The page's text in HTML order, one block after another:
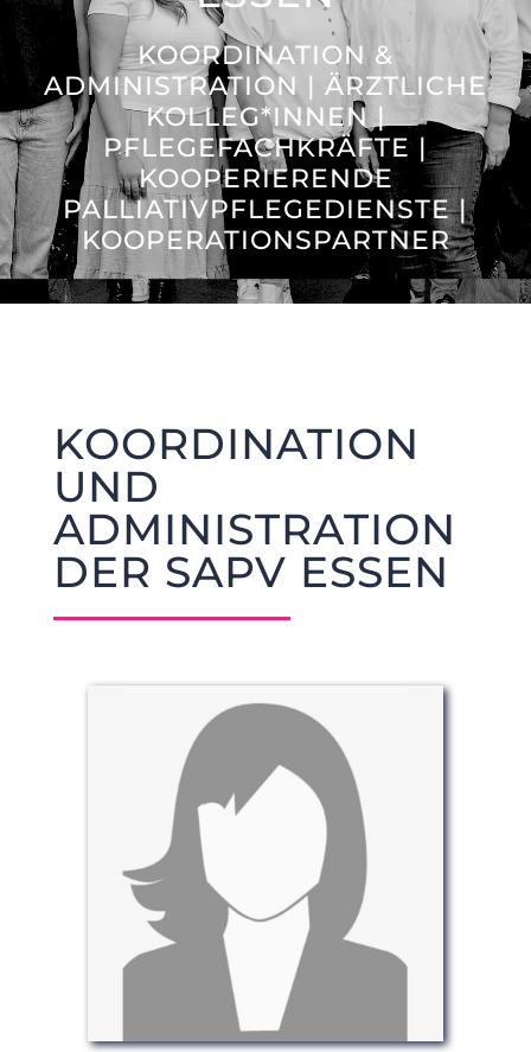
KOORDINATION &
ADMINISTRATION | ÄRZTLICHE
KOLLEG*INNEN |
PFLEGEFACHKRÄFTE |
KOOPERIERENDE
PALLIATIVPFLEGEDIENSTE |
KOOPERATIONSPARTNER
KOORDINATION
UND
ADMINISTRATION
DER SAPV ESSEN